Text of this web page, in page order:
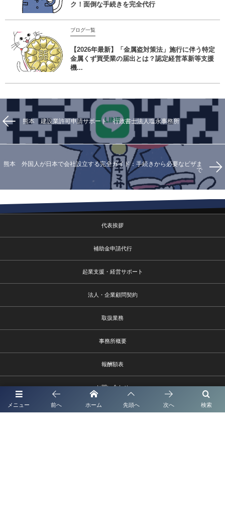
ク！面倒な手続きを完全代行
ブログ一覧
【2026年最新】「金属盗対策法」施行に伴う特定
金属くず買受業の届出とは？認定経営革新等支援
機...
熊本 建設業許可申請サポート 行政書士法人塩永事務所
熊本 外国人が日本で会社設立する完全ガイド：手続きから必要なビザま
で
メニュー 検索
前へ ホーム 先頭へ 次へ
代表挨拶
補助金申請代行
起業支援・経営サポート
法人・企業顧問契約
取扱業務
事務所概要
報酬額表
お問い合わせ